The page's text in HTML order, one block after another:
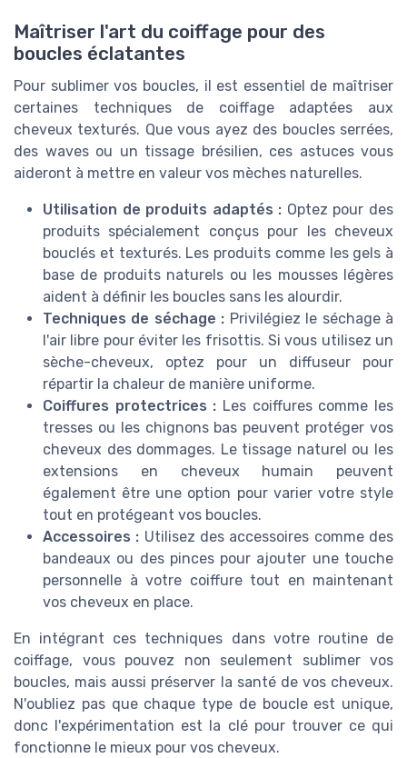
Maîtriser l'art du coiffage pour des
boucles éclatantes
Pour sublimer vos boucles, il est essentiel de maîtriser
certaines techniques de coiffage adaptées aux
cheveux texturés. Que vous ayez des boucles serrées,
des waves ou un tissage brésilien, ces astuces vous
aideront à mettre en valeur vos mèches naturelles.
Utilisation de produits adaptés : Optez pour des
produits spécialement conçus pour les cheveux
bouclés et texturés. Les produits comme les gels à
base de produits naturels ou les mousses légères
aident à définir les boucles sans les alourdir.
Techniques de séchage : Privilégiez le séchage à
l'air libre pour éviter les frisottis. Si vous utilisez un
sèche-cheveux, optez pour un diffuseur pour
répartir la chaleur de manière uniforme.
Coiffures protectrices : Les coiffures comme les
tresses ou les chignons bas peuvent protéger vos
cheveux des dommages. Le tissage naturel ou les
extensions en cheveux humain peuvent
également être une option pour varier votre style
tout en protégeant vos boucles.
Accessoires : Utilisez des accessoires comme des
bandeaux ou des pinces pour ajouter une touche
personnelle à votre coiffure tout en maintenant
vos cheveux en place.
En intégrant ces techniques dans votre routine de
coiffage, vous pouvez non seulement sublimer vos
boucles, mais aussi préserver la santé de vos cheveux.
N'oubliez pas que chaque type de boucle est unique,
donc l'expérimentation est la clé pour trouver ce qui
fonctionne le mieux pour vos cheveux.